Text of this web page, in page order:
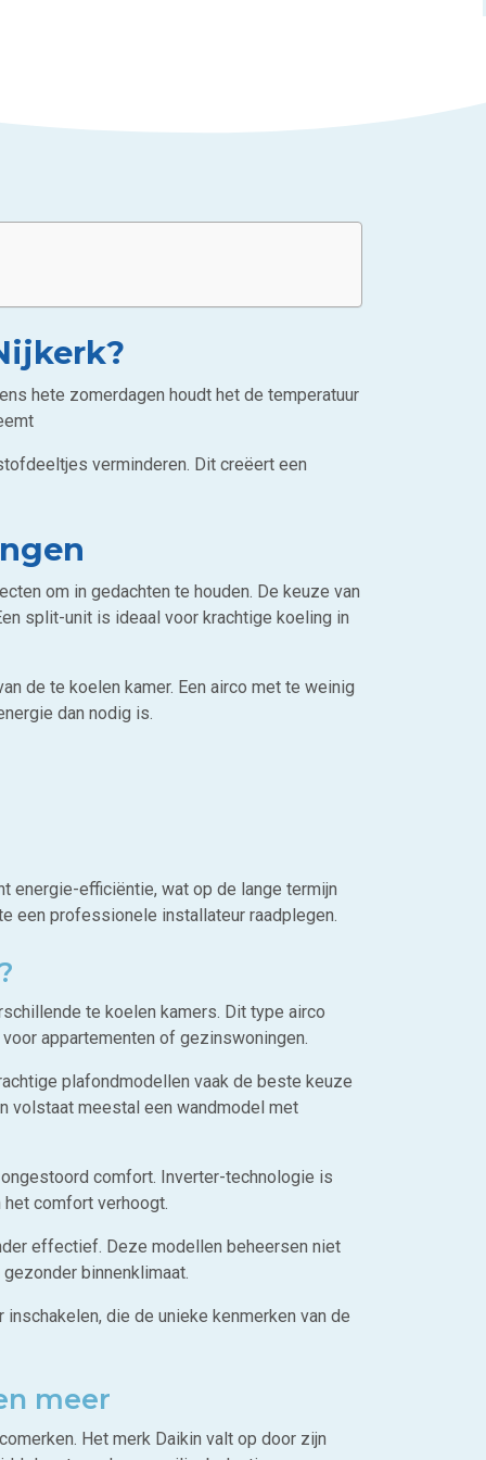
hete zomerdagen houdt het de temperatuur
verminderen. Dit creëert een
om in gedachten te houden. De keuze van
split-unit is ideaal voor krachtige koeling in
de te koelen kamer. Een airco met te weinig
dan nodig is.
energie-efficiëntie, wat op de lange termijn
een professionele installateur raadplegen.
te koelen kamers. Dit type airco
appartementen of gezinswoningen.
plafondmodellen vaak de beste keuze
volstaat meestal een wandmodel met
comfort. Inverter-technologie is
comfort verhoogt.
effectief. Deze modellen beheersen niet
binnenklimaat.
die de unieke kenmerken van de
meer
Het merk Daikin valt op door zijn